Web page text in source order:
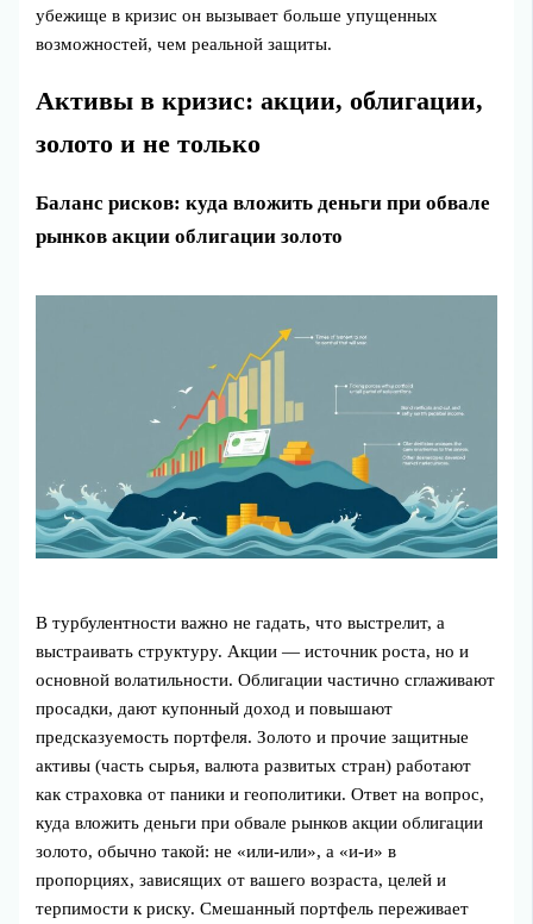
убежище в кризис он вызывает больше упущенных
возможностей, чем реальной защиты.
Активы в кризис: акции, облигации,
золото и не только
Баланс рисков: куда вложить деньги при обвале
рынков акции облигации золото
В турбулентности важно не гадать, что выстрелит, а
выстраивать структуру. Акции — источник роста, но и
основной волатильности. Облигации частично сглаживают
просадки, дают купонный доход и повышают
предсказуемость портфеля. Золото и прочие защитные
активы (часть сырья, валюта развитых стран) работают
как страховка от паники и геополитики. Ответ на вопрос,
куда вложить деньги при обвале рынков акции облигации
золото, обычно такой: не «или-или», а «и-и» в
пропорциях, зависящих от вашего возраста, целей и
терпимости к риску. Смешанный портфель переживает